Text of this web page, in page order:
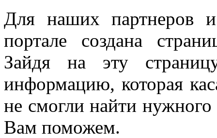
Для наших партнеров
портале создана
Зайдя на эту
информацию, которая
не смогли найти
Вам поможем.